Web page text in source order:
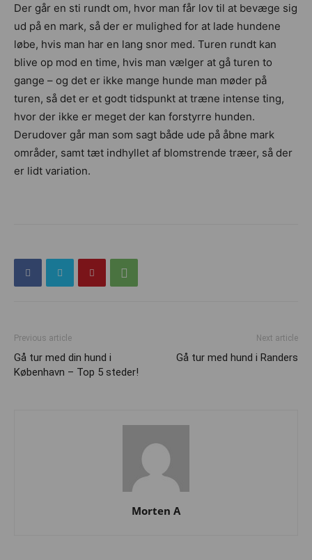
Der går en sti rundt om, hvor man får lov til at bevæge sig
ud på en mark, så der er mulighed for at lade hundene
løbe, hvis man har en lang snor med. Turen rundt kan
blive op mod en time, hvis man vælger at gå turen to
gange – og det er ikke mange hunde man møder på
turen, så det er et godt tidspunkt at træne intense ting,
hvor der ikke er meget der kan forstyrre hunden.
Derudover går man som sagt både ude på åbne mark
områder, samt tæt indhyllet af blomstrende træer, så der
er lidt variation.
Previous article
Gå tur med din hund i
København – Top 5 steder!
Next article
Gå tur med hund i Randers
Morten A